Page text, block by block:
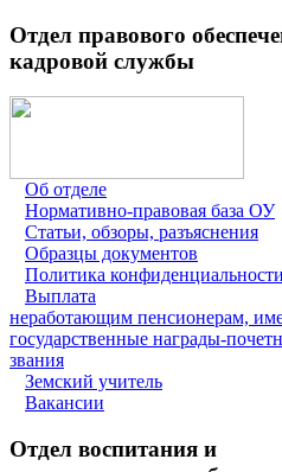
Отдел правового
кадровой службы
Об отделе
Нормативно-правовая база ОУ
Статьи, обзоры, разъяснения
Образцы документов
Политика конфиденциальности
Выплата
неработающим пенсионерам,
государственные награды-
звания
Земский учитель
Вакансии
Отдел воспитания и